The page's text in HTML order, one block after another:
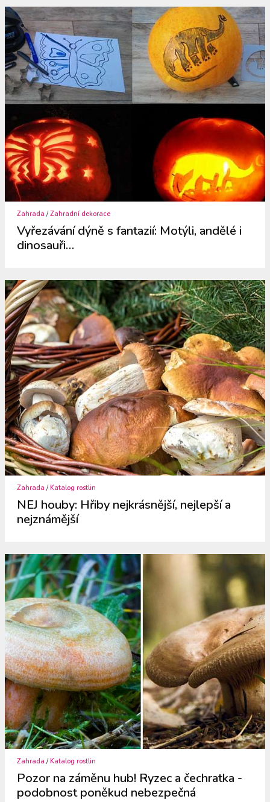
Zahrada /Zahradní dekorace
Vyřezávání dýně s fantazií: Motýli, andělé i
dinosauři…
Zahrada /Katalog rostlin
NEJ houby: Hřiby nejkrásnější, nejlepší a
nejznámější
Zahrada /Katalog rostlin
Pozor na záměnu hub! Ryzec a čechratka -
podobnost poněkud nebezpečná